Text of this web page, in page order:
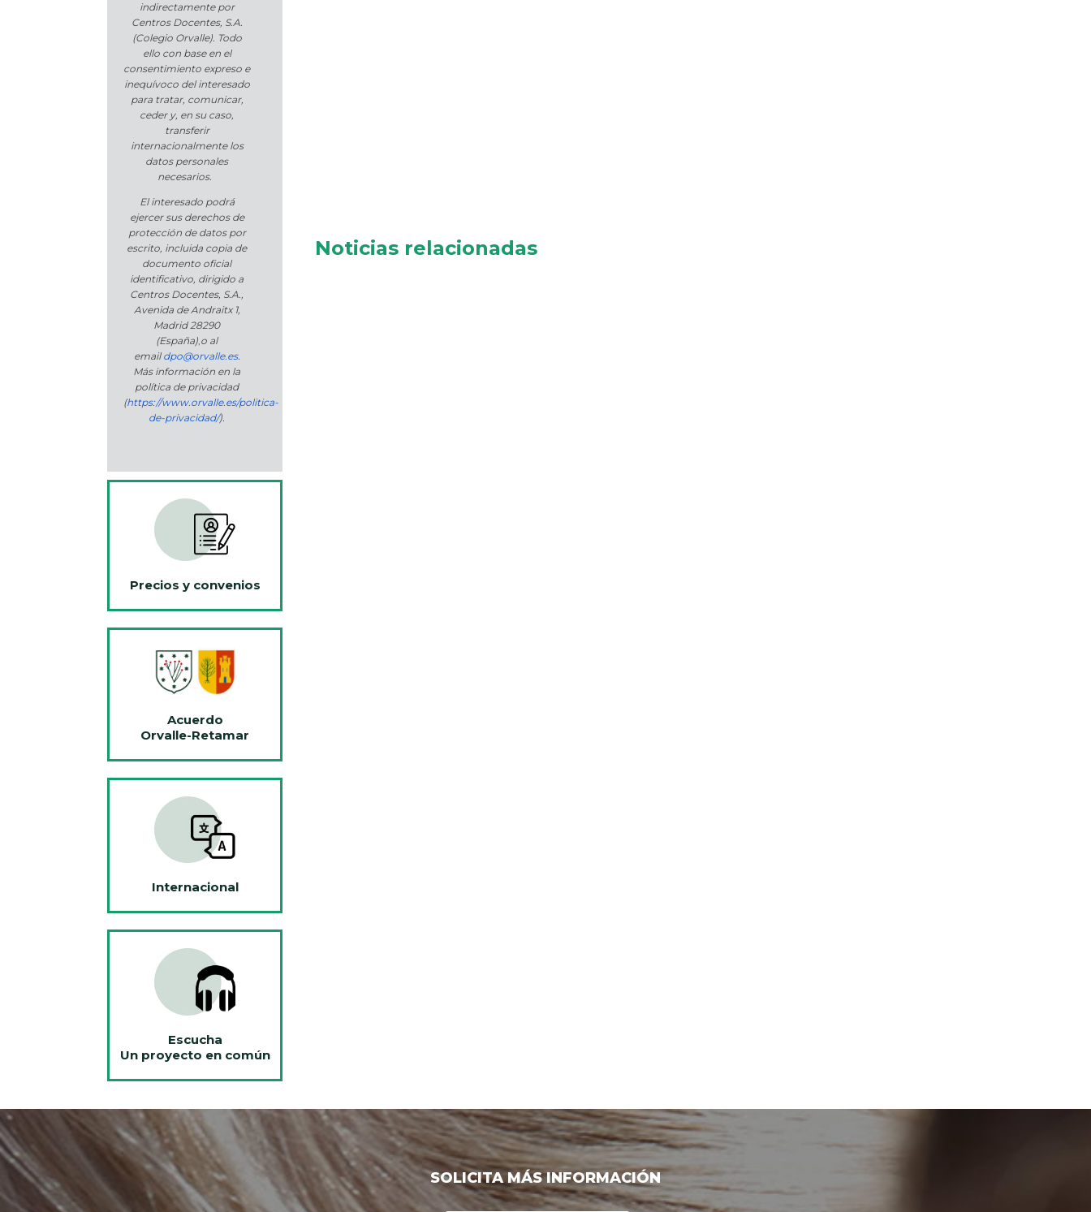
indirectamente por
Centros Docentes, S.A.
(Colegio Orvalle). Todo
ello con base en el
consentimiento expreso e
inequívoco del interesado
para tratar, comunicar,
ceder y, en su caso,
transferir
internacionalmente los
datos personales
necesarios.
El interesado podrá
ejercer sus derechos de
protección de datos por
escrito, incluida copia de
documento oficial
identificativo, dirigido a
Centros Docentes, S.A.,
Avenida de Andraitx 1,
Madrid 28290
(España),o al
emaildpo@orvalle.es.
Más información en la
política de privacidad
(https://www.orvalle.es/politica-
de-privacidad/).
Precios y convenios
Acuerdo
Orvalle-Retamar
Internacional
Escucha
Un proyecto en común
Noticias relacionadas
SOLICITA MÁS INFORMACIÓN